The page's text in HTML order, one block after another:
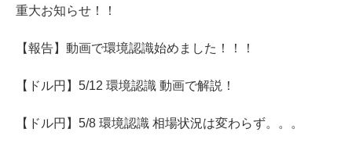
重大お知らせ！！
【報告】動画で環境認識始めました！！！
【ドル円】5/12 環境認識 動画で解説！
【ドル円】5/8 環境認識 相場状況は変わらず。。。